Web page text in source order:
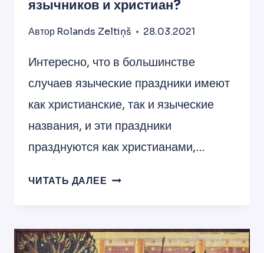
язычников и христиан?
Автор Rolands Zeltiņš 28.03.2021
Интересно, что в большинстве
случаев языческие праздники имеют
как христианские, так и языческие
названия, и эти праздники
празднуются как христианами,…
ЧИТАТЬ ДАЛЕЕ ОБЩИЕ
ЯЗЫЧНИКОВ
И